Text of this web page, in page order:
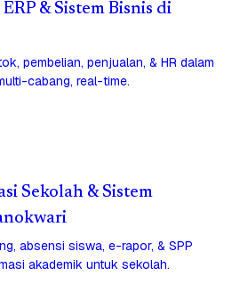
& Sistem Bisnis di
pembelian, penjualan, & HR dalam
cabang, real-time.
Sekolah & Sistem
absensi siswa, e-rapor, & SPP
akademik untuk sekolah.